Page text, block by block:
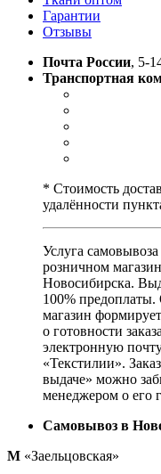
Гарантии
Отзывы
Почта России, 5-
Транспортная
* Стоимость
удалённости
Услуга
розничном
Новосибирска.
100%
магазин
о готовности
электронную
«Текстилии».
выдаче» можно
менеджером о его
Самовывоз в
М «Заельцовская»